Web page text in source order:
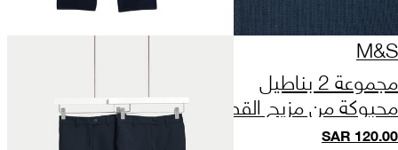
M&S
مجموعة 2 بناطيل
محبوكة من مزيج القطن
للبنات (2-18 سنة)SAR 120.00